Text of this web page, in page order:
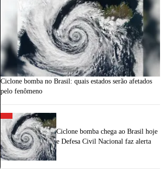
Ciclone bomba no Brasil: quais estados serão afetados
pelo fenômeno
Ciclone bomba chega ao Brasil hoje
e Defesa Civil Nacional faz alerta